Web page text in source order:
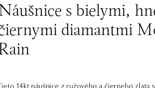
s bielymi,
diamantmi
14kt náušnice z ružového a čierneho zlata